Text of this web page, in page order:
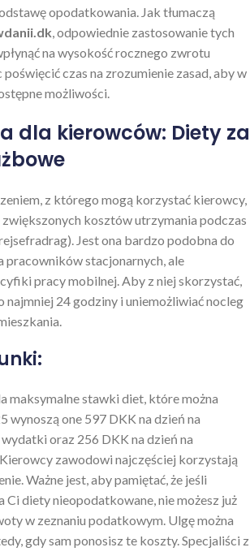
opodatkowania. Jak tłumaczą
, odpowiednie zastosowanie tych
na wysokość rocznego zwrotu
czas na zrozumienie zasad, aby w
możliwości.
dla kierowców: Diety za
z którego mogą korzystać kierowcy,
kosztów utrzymania podczas
Jest ona bardzo podobna do
pracowników stacjonarnych, ale
pracy mobilnej. Aby z niej skorzystać,
najmniej 24 godziny i uniemożliwiać nocleg
maksymalne stawki diet, które można
wynoszą one 597 DKK na dzień na
oraz 256 DKK na dzień na
zawodowi najczęściej korzystają
Ważne jest, aby pamiętać, że jeśli
Ci diety nieopodatkowane, nie możesz już
w zeznaniu podatkowym. Ulgę można
gdy sam ponosisz te koszty. Specjaliści z